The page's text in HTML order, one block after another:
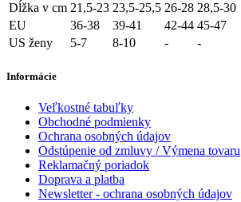
Dĺžka v cm 21,5-23 23,5-25,5 26-28 28,5-30
EU
36-38 39-41 42-44 45-47
US ženy
5-7 8-10 - -
Informácie
Veľkostné tabuľky
Obchodné podmienky
Ochrana osobných údajov
Odstúpenie od zmluvy / Výmena tovaru
Reklamačný poriadok
Doprava a platba
Newsletter - ochrana osobných údajov